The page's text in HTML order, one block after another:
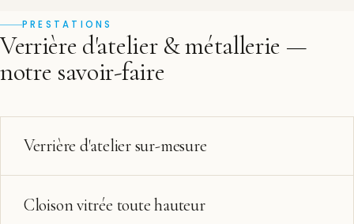
PRESTATIONS
Verrière d'atelier & métallerie —
notre savoir-faire
Verrière d'atelier sur-mesure
Cloison vitrée toute hauteur